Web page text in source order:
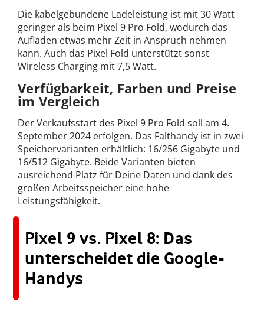
Die kabelgebundene Ladeleistung ist mit 30 Watt
geringer als beim Pixel 9 Pro Fold, wodurch das
Aufladen etwas mehr Zeit in Anspruch nehmen
kann. Auch das Pixel Fold unterstützt sonst
Wireless Charging mit 7,5 Watt.
Verfügbarkeit, Farben und Preise
im Vergleich
Der Verkaufsstart des Pixel 9 Pro Fold soll am 4.
September 2024 erfolgen. Das Falthandy ist in zwei
Speichervarianten erhältlich: 16/256 Gigabyte und
16/512 Gigabyte. Beide Varianten bieten
ausreichend Platz für Deine Daten und dank des
großen Arbeitsspeicher eine hohe
Leistungsfähigkeit.
Pixel 9 vs. Pixel 8: Das
unterscheidet die Google-
Handys